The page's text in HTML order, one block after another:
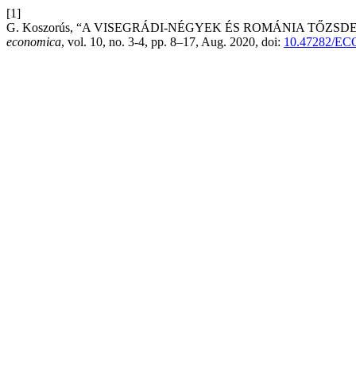
[1]
G. Koszorús, “A VISEGRÁDI-NÉGYEK ÉS ROMÁNIA
economica, vol. 10, no. 3-4, pp. 8–17, Aug. 2020, doi: 10.47282/